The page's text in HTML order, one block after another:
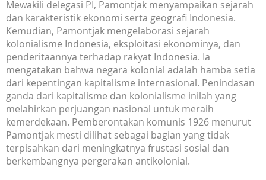
Mewakili delegasi PI, Pamontjak menyampaikan sejarah
dan karakteristik ekonomi serta geografi Indonesia.
Kemudian, Pamontjak mengelaborasi sejarah
kolonialisme Indonesia, eksploitasi ekonominya, dan
penderitaannya terhadap rakyat Indonesia. Ia
mengatakan bahwa negara kolonial adalah hamba setia
dari kepentingan kapitalisme internasional. Penindasan
ganda dari kapitalisme dan kolonialisme inilah yang
melahirkan perjuangan nasional untuk meraih
kemerdekaan. Pemberontakan komunis 1926 menurut
Pamontjak mesti dilihat sebagai bagian yang tidak
terpisahkan dari meningkatnya frustasi sosial dan
berkembangnya pergerakan antikolonial.